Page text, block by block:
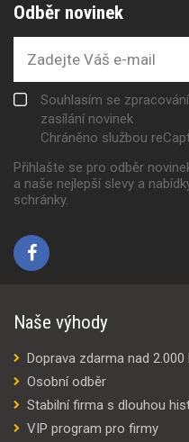
Odběr novinek
Souhlasím se
zasílání novinek
Chráněno službou
Přihlašte se pro odběr
a naše nejlepší slevy a
schránky.
Naše výhody
Doprava zdarma nad 2.000
Osobní odběr
Stabilní firma s dlouhou
VIP program pro firmy